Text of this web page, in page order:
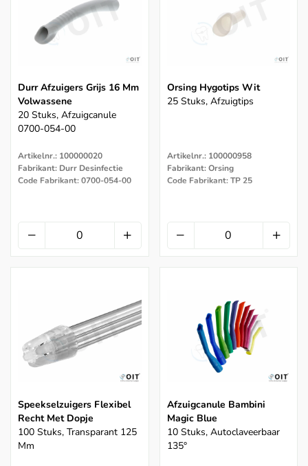
Durr Afzuigers Grijs 16 Mm
Volwassene
20 Stuks, Afzuigcanule
0700-054-00
Artikelnr.: 100000020
Fabrikant: Durr Desinfectie
Code Fabrikant: 0700-054-00
Orsing Hygotips Wit
25 Stuks, Afzuigtips
Artikelnr.: 100000958
Fabrikant: Orsing
Code Fabrikant: TP 25
Speekselzuigers Flexibel
Recht Met Dopje
100 Stuks, Transparant 125
Mm
Afzuigcanule Bambini
Magic Blue
10 Stuks, Autoclaveerbaar
135°